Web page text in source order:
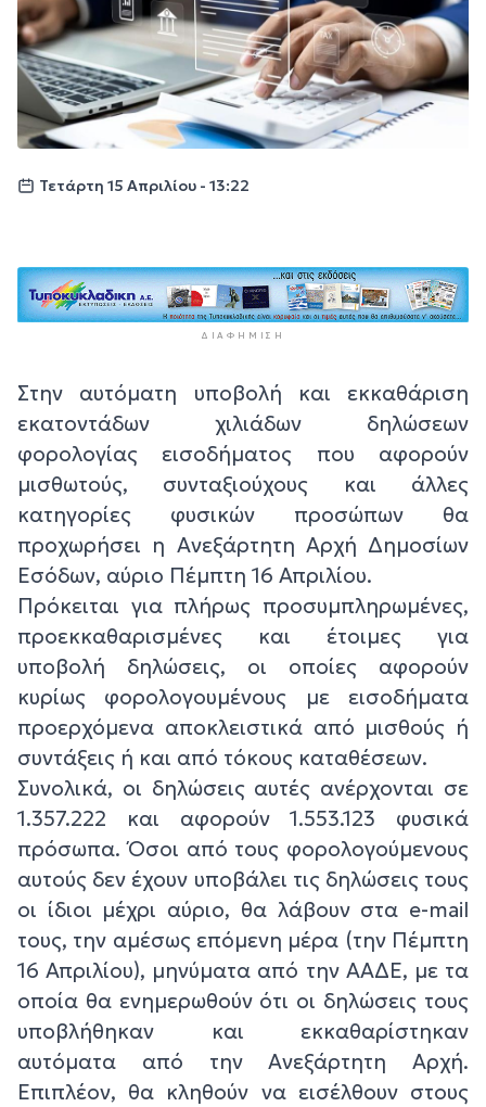
Τετάρτη 15 Απριλίου - 13:22
ΔΙΑΦΉΜΙΣΗ
Στην αυτόματη υποβολή και εκκαθάριση
εκατοντάδων χιλιάδων δηλώσεων
φορολογίας εισοδήματος που αφορούν
μισθωτούς, συνταξιούχους και άλλες
κατηγορίες φυσικών προσώπων θα
προχωρήσει η Ανεξάρτητη Αρχή Δημοσίων
Εσόδων, αύριο Πέμπτη 16 Απριλίου.
Πρόκειται για πλήρως προσυμπληρωμένες,
προεκκαθαρισμένες και έτοιμες για
υποβολή δηλώσεις, οι οποίες αφορούν
κυρίως φορολογουμένους με εισοδήματα
προερχόμενα αποκλειστικά από μισθούς ή
συντάξεις ή και από τόκους καταθέσεων.
Συνολικά, οι δηλώσεις αυτές ανέρχονται σε
1.357.222 και αφορούν 1.553.123 φυσικά
πρόσωπα. Όσοι από τους φορολογούμενους
αυτούς δεν έχουν υποβάλει τις δηλώσεις τους
οι ίδιοι μέχρι αύριο, θα λάβουν στα e-mail
τους, την αμέσως επόμενη μέρα (την Πέμπτη
16 Απριλίου), μηνύματα από την ΑΑΔΕ, με τα
οποία θα ενημερωθούν ότι οι δηλώσεις τους
υποβλήθηκαν και εκκαθαρίστηκαν
αυτόματα από την Ανεξάρτητη Αρχή.
Επιπλέον, θα κληθούν να εισέλθουν στους